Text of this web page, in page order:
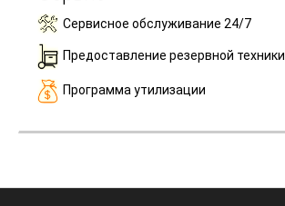
Сервисное обслуживание 24/7
Предоставление резервной техники
Программа утилизации